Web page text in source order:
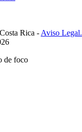
Rica -Aviso Legal.
de foco